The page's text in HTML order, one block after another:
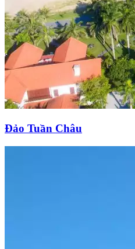
Đảo Tuần Châu